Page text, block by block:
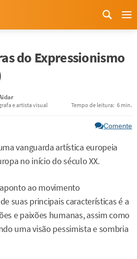
do Expressionismo
e artista visual Tempo de leitura: 6 min.
Comente
vanguarda artística europeia
no início do século XX.
ao movimento
suas principais características é a
e paixões humanas, assim como
uma visão pessimista e sombria